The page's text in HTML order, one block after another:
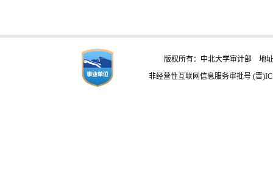
版权所有：中北大学审计部 地址
非经营性互联网信息服务审批号 (晋